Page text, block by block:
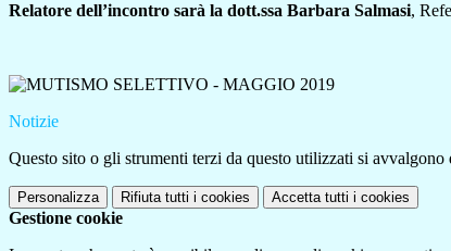
Relatore dell’incontro sarà la dott.ssa Barbara Salmasi,
Notizie
Questo sito o gli strumenti terzi da questo utilizzati si
Personalizza Rifiuta tutti i cookies Accetta tutti i cookies
Gestione cookie